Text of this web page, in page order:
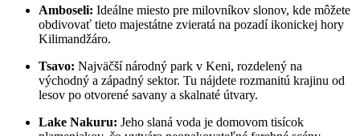
Amboseli: Ideálne miesto pre⁣ milovníkov slonov,‍ kde môžete​
obdivovať ⁢tieto majestátne zvieratá na pozadí ikonickej hory ​
Kilimandžáro.
Tsavo: Najväčší národný park v⁤ Keni,‌ rozdelený na
východný a západný sektor. Tu‌ nájdete⁣ rozmanitú ⁣krajinu od
lesov po otvorené ⁣savany a skalnaté útvary.
Lake Nakuru: Jeho‍ slaná voda je domovom tisícok